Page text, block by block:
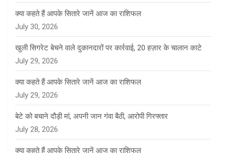
क्या कहते हैं आपके सितारे जानें आज का राशिफल
July 30, 2026
खुली सिगरेट बेचने वाले दुकानदारों पर कार्रवाई, 20 हज़ार के चालान काटे
July 29, 2026
क्या कहते हैं आपके सितारे जानें आज का राशिफल
July 29, 2026
बेटे को बचाने दौड़ी मां, अपनी जान गंवा बैठी, आरोपी गिरफ्तार
July 28, 2026
क्या कहते हैं आपके सितारे जानें आज का राशिफल